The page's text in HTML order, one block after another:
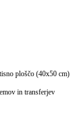
ploščo (40x50 cm)
in transferjev